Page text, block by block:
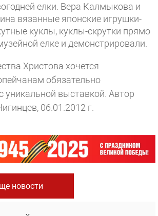
елки. Вера Калмыкова и
вязанные японские игрушки-
куклы, куклы-скрутки прямо
елке и демонстрировали.
Христова хочется
обязательно
уникальной выставкой. Автор
06.01.2012 г.
новости